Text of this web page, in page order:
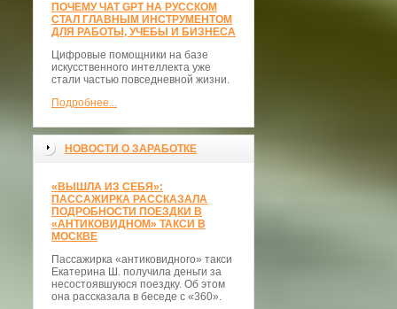
ПОЧЕМУ ЧАТ GPT НА РУССКОМ
СТАЛ ГЛАВНЫМ ИНСТРУМЕНТОМ
ДЛЯ РАБОТЫ, УЧЕБЫ И БИЗНЕСА
Цифровые помощники на базе
искусственного интеллекта уже
стали частью повседневной жизни.
Подробнее...
НОВОСТИ О ЗАРАБОТКЕ
«ВЫШЛА ИЗ СЕБЯ»:
ПАССАЖИРКА РАССКАЗАЛА
ПОДРОБНОСТИ ПОЕЗДКИ В
«АНТИКОВИДНОМ» ТАКСИ В
МОСКВЕ
Пассажирка «антиковидного» такси
Екатерина Ш. получила деньги за
несостоявшуюся поездку. Об этом
она рассказала в беседе с «360».